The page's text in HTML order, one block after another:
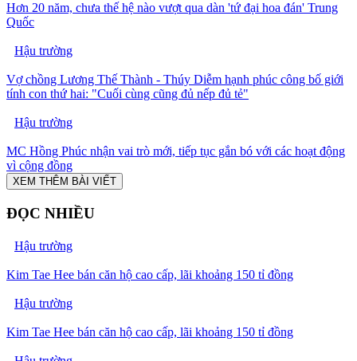
Hơn 20 năm, chưa thế hệ nào vượt qua dàn 'tứ đại hoa đán' Trung
Quốc
Hậu trường
Vợ chồng Lương Thế Thành - Thúy Diễm hạnh phúc công bố giới
tính con thứ hai: "Cuối cùng cũng đủ nếp đủ tẻ"
Hậu trường
MC Hồng Phúc nhận vai trò mới, tiếp tục gắn bó với các hoạt động
vì cộng đồng
XEM THÊM BÀI VIẾT
ĐỌC NHIỀU
Hậu trường
Kim Tae Hee bán căn hộ cao cấp, lãi khoảng 150 tỉ đồng
Hậu trường
Kim Tae Hee bán căn hộ cao cấp, lãi khoảng 150 tỉ đồng